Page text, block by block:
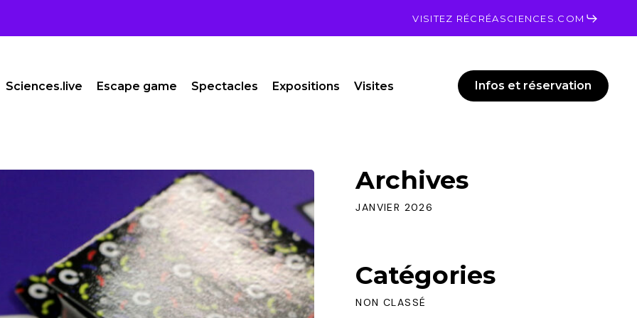
VISITEZ RÉCRÉASCIENCES.COM
Sciences.live Escape game Spectacles Expositions Visites Infos et réservation
Archives
JANVIER 2026
Catégories
NON CLASSÉ